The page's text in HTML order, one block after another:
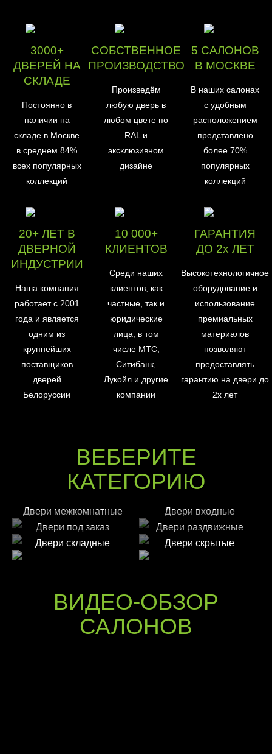
3000+
ДВЕРЕЙ НА
СКЛАДЕ
Постоянно в
наличии на
складе в Москве
в среднем 84%
всех популярных
коллекций
СОБСТВЕННОЕ
ПРОИЗВОДСТВО
Произведём
любую дверь в
любом цвете по
RAL и
эксклюзивном
дизайне
5 САЛОНОВ
В МОСКВЕ
В наших салонах
с удобным
расположением
представлено
более 70%
популярных
коллекций
20+ ЛЕТ В
ДВЕРНОЙ
ИНДУСТРИИ
Наша компания
работает с 2001
года и является
одним из
крупнейших
поставщиков
дверей
Белоруссии
10 000+
КЛИЕНТОВ
Среди наших
клиентов, как
частные, так и
юридические
лица, в том
числе МТС,
Ситибанк,
Лукойл и другие
компании
ГАРАНТИЯ
ДО 2х ЛЕТ
Высокотехнологичное
оборудование и
использование
премиальных
материалов
позволяют
предоставлять
гарантию на двери до
2х лет
ВЕБЕРИТЕ
КАТЕГОРИЮ
Двери межкомнатные
Двери входные
Двери под заказ
Двери раздвижные
Двери складные
Двери скрытые
ВИДЕО-ОБЗОР
САЛОНОВ